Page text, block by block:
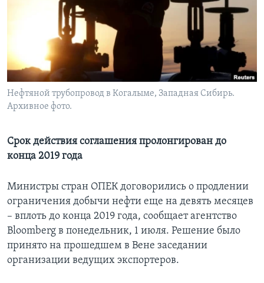
Learning English
СОЦИАЛЬНЫЕ СЕТИ
Языки
Нефтяной трубопровод в Когалыме, Западная Сибирь.
Архивное фото.
Срок действия соглашения пролонгирован до
конца 2019 года
Министры стран ОПЕК договорились о продлении
ограничения добычи нефти еще на девять месяцев
– вплоть до конца 2019 года, сообщает агентство
Bloomberg в понедельник, 1 июля. Решение было
принято на прошедшем в Вене заседании
организации ведущих экспортеров.